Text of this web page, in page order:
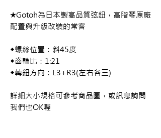
★Gotoh為日本製高品質弦鈕，高階琴原廠
配置與升級改裝的常客
◆螺絲位置：斜45度
◆齒輪比：1:21
◆轉鈕方向：L3+R3(左右各三)
詳細大小規格可參考商品圖，或訊息詢問
我們也OK喔